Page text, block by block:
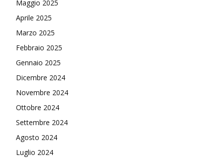
Maggio 2025
Aprile 2025
Marzo 2025
Febbraio 2025
Gennaio 2025
Dicembre 2024
Novembre 2024
Ottobre 2024
Settembre 2024
Agosto 2024
Luglio 2024